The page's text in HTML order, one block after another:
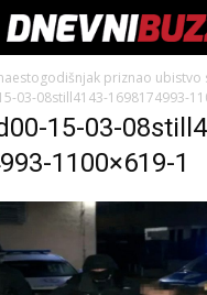
priznao ubistvo
03-08still4143-1698174993-
15-03-
1100×619-1